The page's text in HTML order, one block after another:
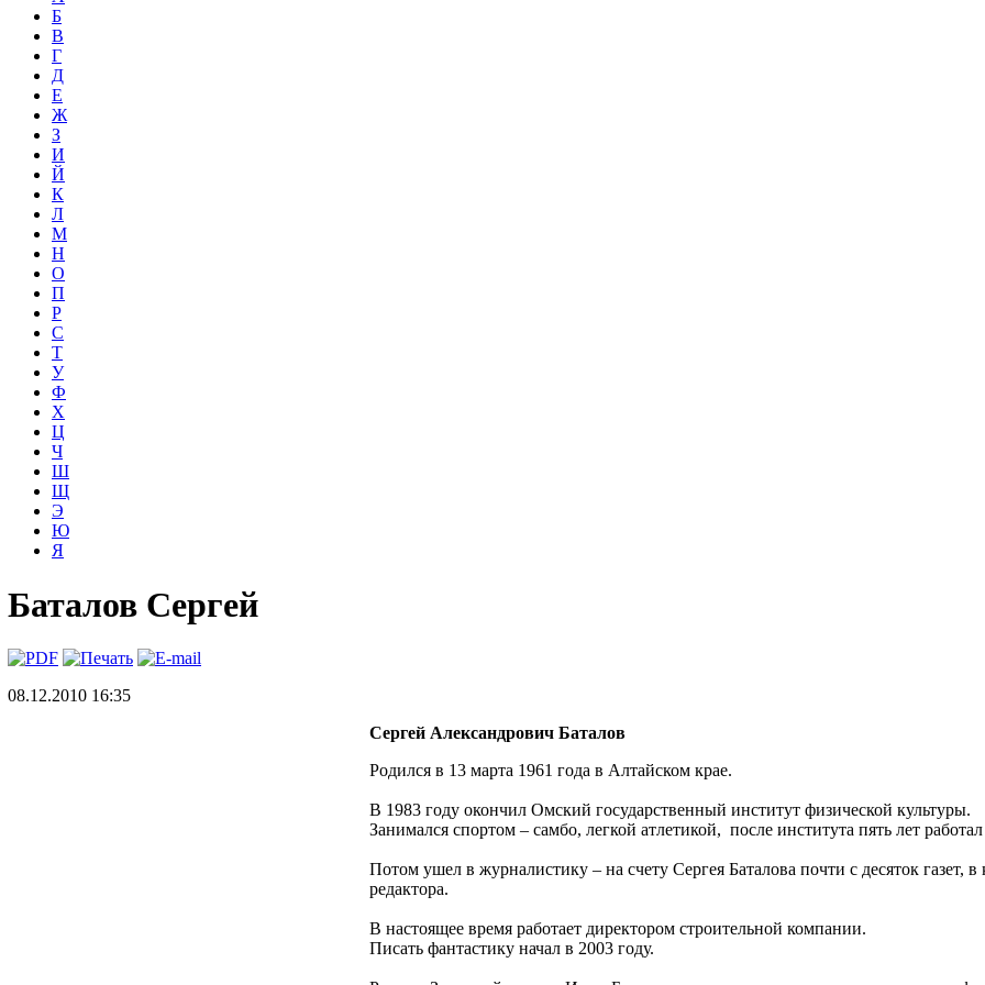
Б
В
Г
Д
Е
Ж
З
И
Й
К
Л
М
Н
О
П
Р
С
Т
У
Ф
Х
Ц
Ч
Ш
Щ
Э
Ю
Я
Баталов Сергей
08.12.2010 16:35
Сергей Александрович Баталов
Родился в 13 марта 1961 года в Алтайском крае.
В 1983 году окончил Омский государственный институт физической культуры.
Занимался спортом – самбо, легкой атлетикой, после института пять лет
Потом ушел в журналистику – на счету Сергея Баталова почти с десяток газет,
редактора.
В настоящее время работает директором строительной компании.
Писать фантастику начал в 2003 году.